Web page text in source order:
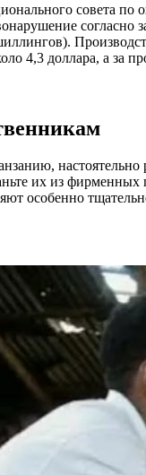
совета по
согласно
4,3 доллара, а за
их из
особенно